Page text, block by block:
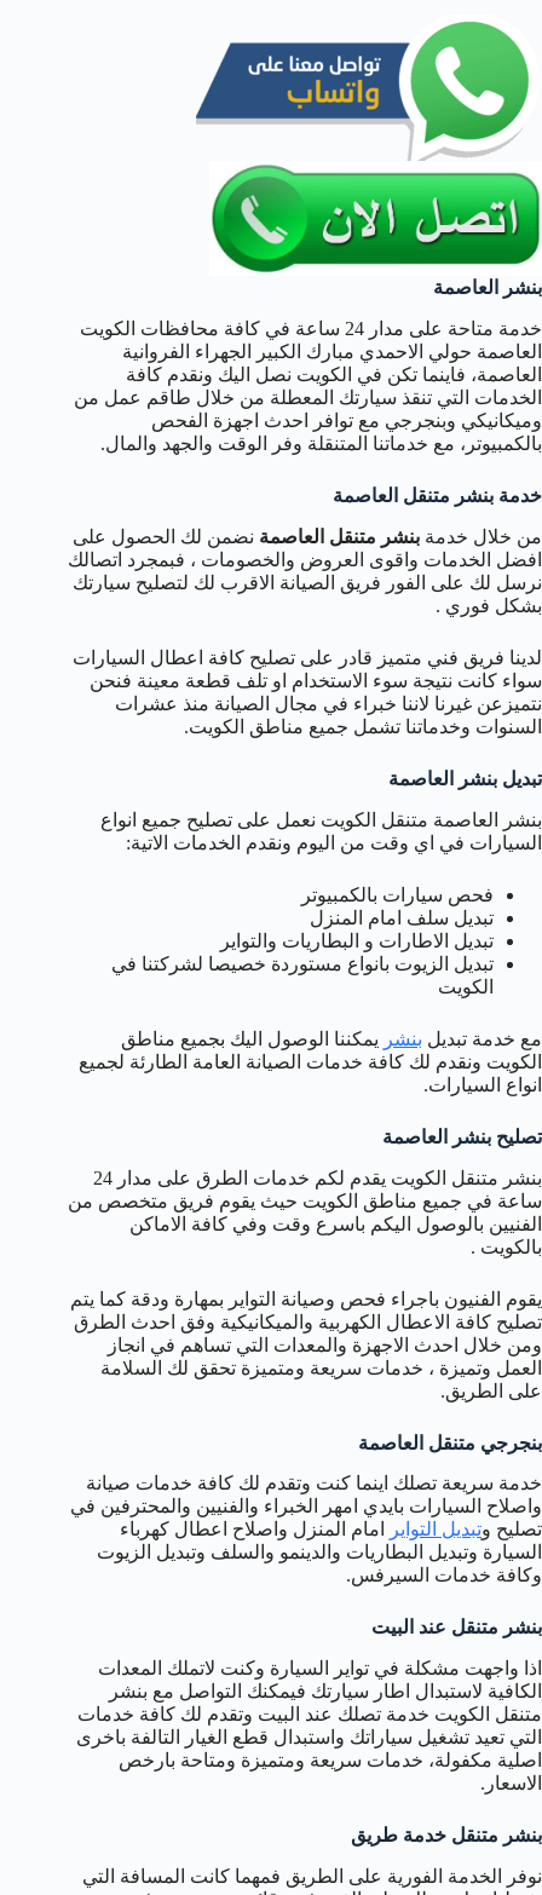
بنشر العاصمة
خدمة متاحة على مدار 24 ساعة في كافة محافظات الكويت
العاصمة حولي الاحمدي مبارك الكبير الجهراء الفروانية
العاصمة، فاينما تكن في الكويت نصل اليك ونقدم كافة
الخدمات التي تنقذ سيارتك المعطلة من خلال طاقم عمل من
وميكانيكي وبنجرجي مع توافر احدث اجهزة الفحص
بالكمبيوتر، مع خدماتنا المتنقلة وفر الوقت والجهد والمال.
خدمة بنشر متنقل العاصمة
من خلال خدمة بنشر متنقل العاصمة نضمن لك الحصول على
افضل الخدمات واقوى العروض والخصومات ، فبمجرد اتصالك
نرسل لك على الفور فريق الصيانة الاقرب لك لتصليح سيارتك
بشكل فوري .
لدينا فريق فني متميز قادر على تصليح كافة اعطال السيارات
سواء كانت نتيجة سوء الاستخدام او تلف قطعة معينة فنحن
نتميزعن غيرنا لاننا خبراء في مجال الصيانة منذ عشرات
السنوات وخدماتنا تشمل جميع مناطق الكويت.
تبديل بنشر العاصمة
بنشر العاصمة متنقل الكويت نعمل على تصليح جميع انواع
السيارات في اي وقت من اليوم ونقدم الخدمات الاتية:
فحص سيارات بالكمبيوتر
تبديل سلف امام المنزل
تبديل الاطارات و البطاريات والتواير
تبديل الزيوت بانواع مستوردة خصيصا لشركتنا في
الكويت
مع خدمة تبديل بنشر يمكننا الوصول اليك بجميع مناطق
الكويت ونقدم لك كافة خدمات الصيانة العامة الطارئة لجميع
انواع السيارات.
تصليح بنشر العاصمة
بنشر متنقل الكويت يقدم لكم خدمات الطرق على مدار 24
ساعة في جميع مناطق الكويت حيث يقوم فريق متخصص من
الفنيين بالوصول اليكم باسرع وقت وفي كافة الاماكن
بالكويت .
يقوم الفنيون باجراء فحص وصيانة التواير بمهارة ودقة كما يتم
تصليح كافة الاعطال الكهربية والميكانيكية وفق احدث الطرق
ومن خلال احدث الاجهزة والمعدات التي تساهم في انجاز
العمل وتميزة ، خدمات سريعة ومتميزة تحقق لك السلامة
على الطريق.
بنجرجي متنقل العاصمة
خدمة سريعة تصلك اينما كنت وتقدم لك كافة خدمات صيانة
واصلاح السيارات بايدي امهر الخبراء والفنيين والمحترفين في
تصليح وتبديل التواير
امام المنزل واصلاح اعطال كهرباء
السيارة وتبديل البطاريات والدينمو والسلف وتبديل الزيوت
وكافة خدمات السيرفس.
بنشر متنقل عند البيت
اذا واجهت مشكلة في تواير السيارة وكنت لاتملك المعدات
الكافية لاستبدال اطار سيارتك فيمكنك التواصل مع بنشر
متنقل الكويت خدمة تصلك عند البيت وتقدم لك كافة خدمات
التي تعيد تشغيل سياراتك واستبدال قطع الغيار التالفة باخرى
اصلية مكفولة، خدمات سريعة ومتميزة ومتاحة بارخص
الاسعار.
بنشر متنقل خدمة طريق
نوفر الخدمة الفورية على الطريق فمهما كانت المسافة التي